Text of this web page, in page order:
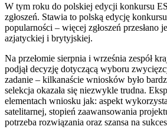
W tym roku do polskiej edycji konkursu
zgłoszeń. Stawia to polską edycję
popularności – więcej zgłoszeń przesłano
azjatyckiej i brytyjskiej.
Na przełomie sierpnia i września zespół
podjął decyzję dotyczącą wyboru
zadanie – kilkanaście wniosków było
selekcja okazała się niezwykle trudna.
elementach wniosku jak: aspekt
satelitarnej, stopień zaawansowania
potrzeba rozwiązania oraz szansa na